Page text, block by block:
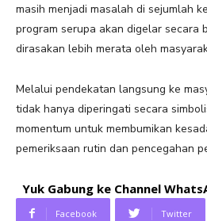
masih menjadi masalah di sejumlah
program serupa akan digelar secara
dirasakan lebih merata oleh
Melalui pendekatan langsung ke
tidak hanya diperingati secara
momentum untuk membumikan
pemeriksaan rutin dan pencegahan
Yuk Gabung ke Channel
Facebook Twitter